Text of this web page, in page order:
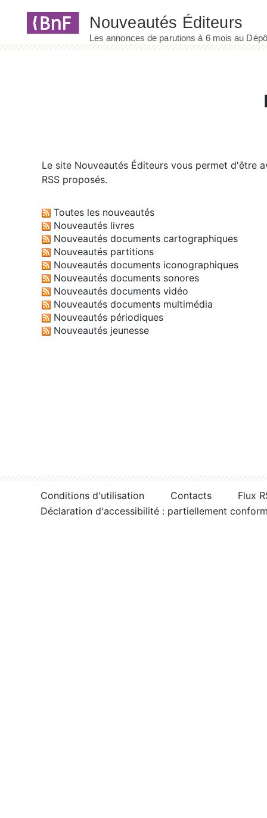
Le site Nouveautés Éditeurs vous permet d'être
RSS proposés.
Toutes les nouveautés
Nouveautés livres
Nouveautés documents cartographiques
Nouveautés partitions
Nouveautés documents iconographiques
Nouveautés documents sonores
Nouveautés documents vidéo
Nouveautés documents multimédia
Nouveautés périodiques
Nouveautés jeunesse
Conditions d'utilisation Contacts
Flux
Déclaration d'accessibilité : partiellement